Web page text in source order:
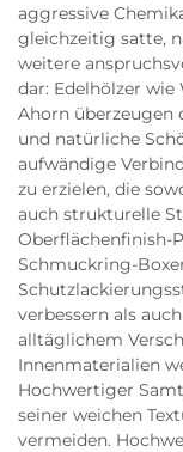
aggressive
gleichzeitig satte,
weitere
dar: Edelhölzer wie
Ahorn überzeugen
und natürliche
aufwändige
zu erzielen, die
auch strukturelle
Oberflächenfinish-
Schmuckring-
verbessern als
alltäglichem
Innenmaterialien
Hochwertiger
seiner weichen
vermeiden.